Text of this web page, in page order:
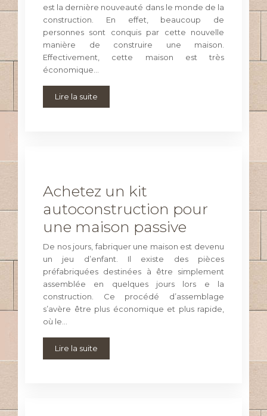
est la dernière nouveauté dans le monde de la
construction. En effet, beaucoup de
personnes sont conquis par cette nouvelle
manière de construire une maison.
Effectivement, cette maison est très
économique…
Lire la suite
Achetez un kit
autoconstruction pour
une maison passive
De nos jours, fabriquer une maison est devenu
un jeu d’enfant. Il existe des pièces
préfabriquées destinées à être simplement
assemblée en quelques jours lors e la
construction. Ce procédé d’assemblage
s’avère être plus économique et plus rapide,
où le…
Lire la suite